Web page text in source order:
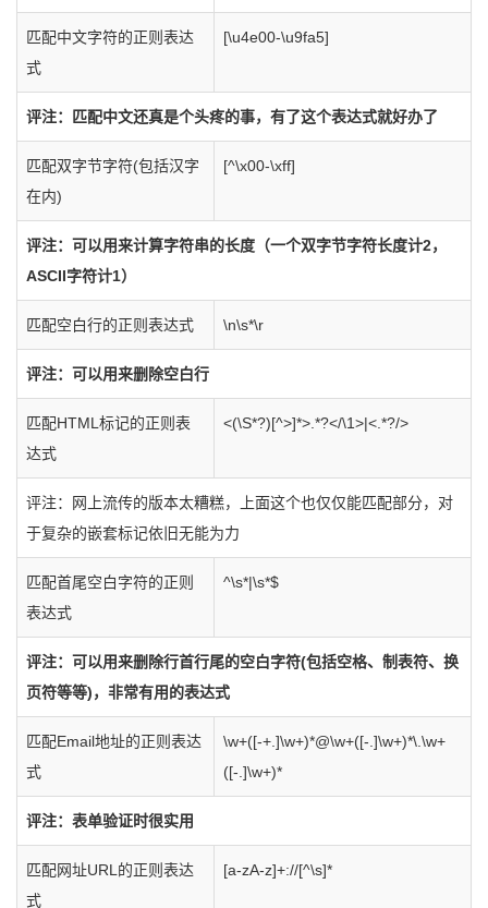
匹配中文字符的正则表达
式
[\u4e00-\u9fa5]
评注：匹配中文还真是个头疼的事，有了这个表达式就好办了
匹配双字节字符(包括汉字
在内)
[^\x00-\xff]
评注：可以用来计算字符串的长度（一个双字节字符长度计2，
ASCII字符计1）
匹配空白行的正则表达式 \n\s*\r
评注：可以用来删除空白行
匹配HTML标记的正则表
达式
<(\S*?)[^>]*>.*?</\1>|<.*?/>
评注：网上流传的版本太糟糕，上面这个也仅仅能匹配部分，对
于复杂的嵌套标记依旧无能为力
匹配首尾空白字符的正则
表达式
^\s*|\s*$
评注：可以用来删除行首行尾的空白字符(包括空格、制表符、换
页符等等)，非常有用的表达式
匹配Email地址的正则表达
式
\w+([-+.]\w+)*@\w+([-.]\w+)*\.\w+
([-.]\w+)*
评注：表单验证时很实用
匹配网址URL的正则表达
式
[a-zA-z]+://[^\s]*